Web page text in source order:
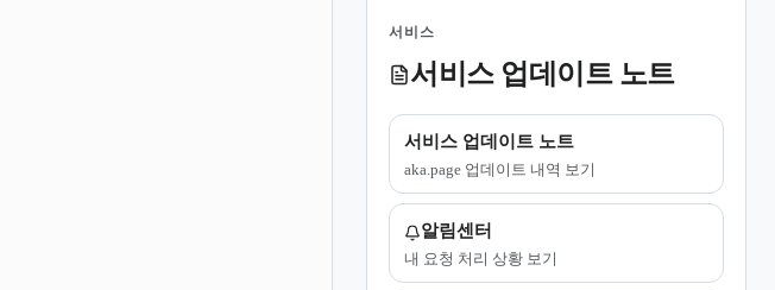
서비스
서비스 업데이트 노트
서비스 업데이트 노트
aka.page 업데이트 내역 보기
알림센터
내 요청 처리 상황 보기